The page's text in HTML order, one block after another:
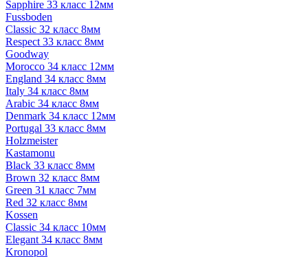
Sapphire 33 класс 12мм
Fussboden
Classic 32 класс 8мм
Respect 33 класс 8мм
Goodway
Morocco 34 класс 12мм
England 34 класс 8мм
Italy 34 класс 8мм
Arabic 34 класс 8мм
Denmark 34 класс 12мм
Portugal 33 класс 8мм
Holzmeister
Kastamonu
Black 33 класс 8мм
Brown 32 класс 8мм
Green 31 класс 7мм
Red 32 класс 8мм
Kossen
Classic 34 класс 10мм
Elegant 34 класс 8мм
Kronopol